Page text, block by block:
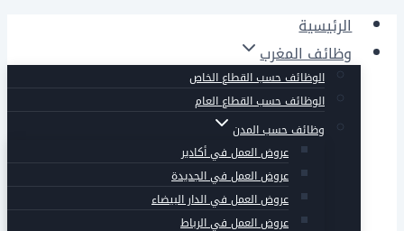
التجاوز
إلى
المحتوى
الرئيسية
وظائف المغرب
الوظائف حسب القطاع الخاص
الوظائف حسب القطاع العام
وظائف حسب المدن
عروض العمل في أكادير
عروض العمل في الجديدة
عروض العمل في الدار البيضاء
عروض العمل في الرباط